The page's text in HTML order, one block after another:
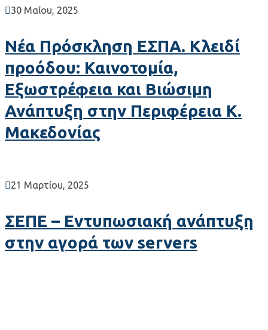
30 Μαΐου, 2025
Νέα Πρόσκληση ΕΣΠΑ. Κλειδί
προόδου: Καινοτομία,
Εξωστρέφεια και Βιώσιμη
Ανάπτυξη στην Περιφέρεια Κ.
Μακεδονίας
21 Μαρτίου, 2025
ΣΕΠΕ – Εντυπωσιακή ανάπτυξη
στην αγορά των servers